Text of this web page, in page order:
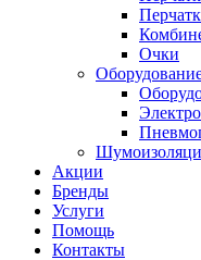
Очки
Акции
Бренды
Услуги
Помощь
Контакты